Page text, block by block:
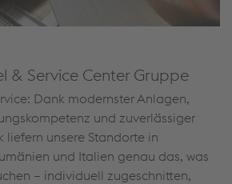
& Service Center Gruppe
Dank modernster Anlagen,
und zuverlässiger
unsere Standorte in
und Italien genau das, was
– individuell zugeschnitten,